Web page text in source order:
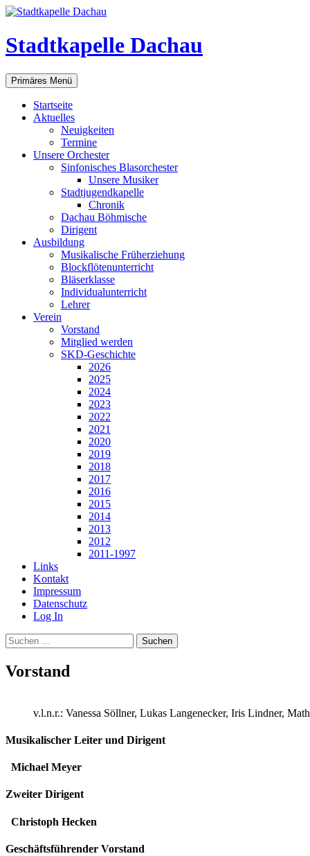
Zum
springen
Stadtkapelle Dachau
Suchen
Primäres Menü
Startseite
Aktuelles
Neuigkeiten
Termine
Unsere Orchester
Sinfonisches Blasorchester
Unsere Musiker
Stadtjugendkapelle
Chronik
Dachau Böhmische
Dirigent
Ausbildung
Musikalische Früherziehung
Blockflötenunterricht
Bläserklasse
Individual­unterricht
Lehrer
Verein
Vorstand
Mitglied werden
SKD-Geschichte
2026
2025
2024
2023
2022
2021
2020
2019
2018
2017
2016
2015
2014
2013
2012
2011-1997
Links
Kontakt
Impressum
Datenschutz
Log In
Suchen
nach:
Vorstand
v.l.n.r.: Vanessa Söllner, Lukas Langenecker, Iris Lindner,
Musikalischer Leiter und Dirigent
Michael Meyer
Zweiter Dirigent
Christoph Hecken
Geschäftsführender Vorstand